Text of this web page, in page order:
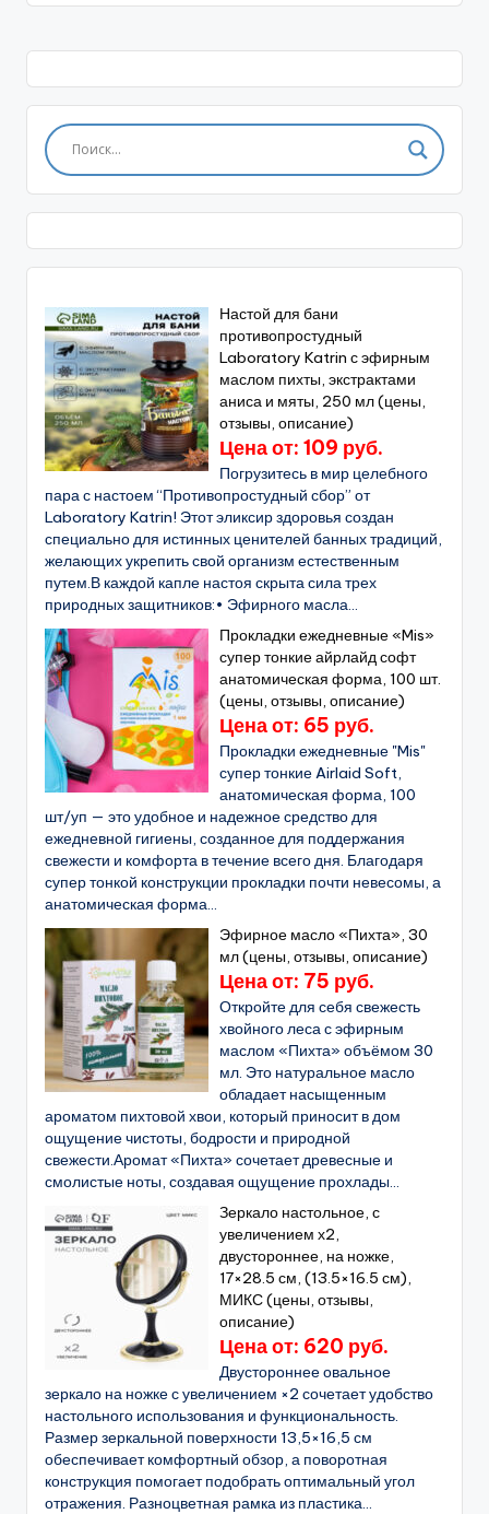
Настой для бани
противопростудный
Laboratory Katrin с эфирным
маслом пихты, экстрактами
аниса и мяты, 250 мл (цены,
отзывы, описание)
Цена от: 109 руб.
Погрузитесь в мир целебного
пара с настоем “Противопростудный сбор” от
Laboratory Katrin! Этот эликсир здоровья создан
специально для истинных ценителей банных традиций,
желающих укрепить свой организм естественным
путем.В каждой капле настоя скрыта сила трех
природных защитников:• Эфирного масла...
Прокладки ежедневные «Mis»
супер тонкие айрлайд софт
анатомическая форма, 100 шт.
(цены, отзывы, описание)
Цена от: 65 руб.
Прокладки ежедневные "Mis"
супер тонкие Airlaid Soft,
анатомическая форма, 100
шт/уп — это удобное и надежное средство для
ежедневной гигиены, созданное для поддержания
свежести и комфорта в течение всего дня. Благодаря
супер тонкой конструкции прокладки почти невесомы, а
анатомическая форма...
Эфирное масло «Пихта», 30
мл (цены, отзывы, описание)
Цена от: 75 руб.
Откройте для себя свежесть
хвойного леса с эфирным
маслом «Пихта» объёмом 30
мл. Это натуральное масло
обладает насыщенным
ароматом пихтовой хвои, который приносит в дом
ощущение чистоты, бодрости и природной
свежести.Аромат «Пихта» сочетает древесные и
смолистые ноты, создавая ощущение прохлады...
Зеркало настольное, с
увеличением х2,
двустороннее, на ножке,
17×28.5 см, (13.5×16.5 см),
МИКС (цены, отзывы,
описание)
Цена от: 620 руб.
Двустороннее овальное
зеркало на ножке с увеличением ×2 сочетает удобство
настольного использования и функциональность.
Размер зеркальной поверхности 13,5×16,5 см
обеспечивает комфортный обзор, а поворотная
конструкция помогает подобрать оптимальный угол
отражения. Разноцветная рамка из пластика...